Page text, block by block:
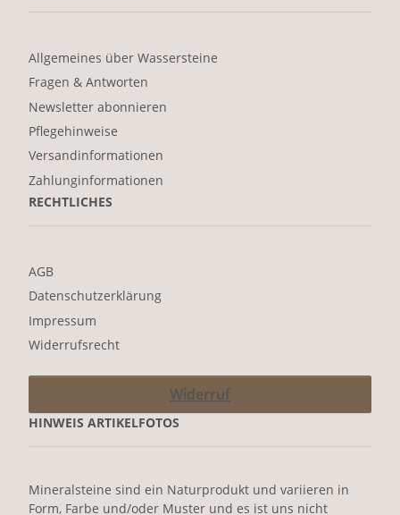
Allgemeines über Wassersteine
Fragen & Antworten
Newsletter abonnieren
Pflegehinweise
Versandinformationen
Zahlunginformationen
RECHTLICHES
AGB
Datenschutzerklärung
Impressum
Widerrufsrecht
Widerruf
HINWEIS ARTIKELFOTOS
Mineralsteine sind ein Naturprodukt und variieren in
Form, Farbe und/oder Muster und es ist uns nicht